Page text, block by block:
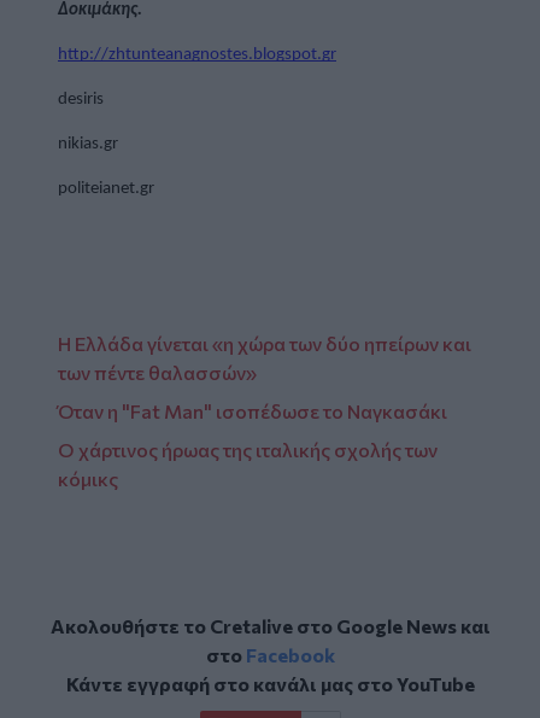
Δοκιμάκης.
http://zhtunteanagnostes.blogspot.gr
desiris
nikias.gr
politeianet.gr
Η Ελλάδα γίνεται «η χώρα των δύο ηπείρων και
των πέντε θαλασσών»
Όταν η "Fat Man" ισοπέδωσε το Ναγκασάκι
Ο χάρτινος ήρωας της ιταλικής σχολής των
κόμικς
Ακολουθήστε το Cretalive στο Google Newsκαι
στο Facebook
Κάντε εγγραφή στο κανάλι μας στοYouTube